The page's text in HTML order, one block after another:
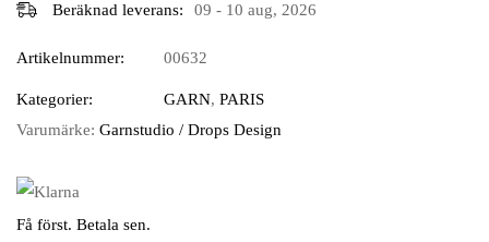
Beräknad leverans: 09 - 10 aug, 2026
Artikelnummer: 00632
Kategorier: GARN, PARIS
Varumärke: Garnstudio / Drops Design
Få först. Betala sen.